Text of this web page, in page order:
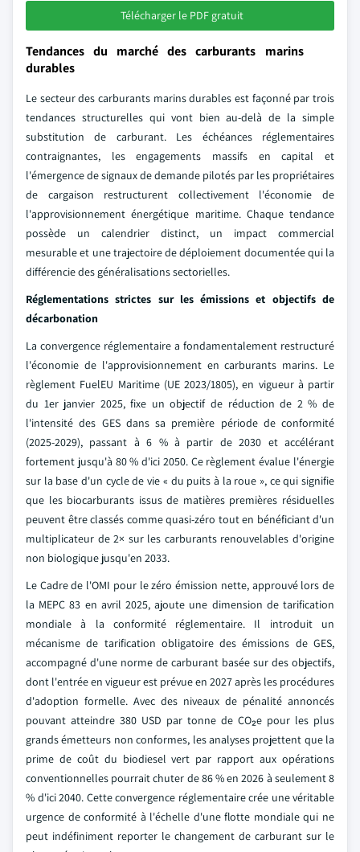
Télécharger le PDF gratuit
Tendances du marché des carburants marins
durables
Le secteur des carburants marins durables est façonné par trois
tendances structurelles qui vont bien au-delà de la simple
substitution de carburant. Les échéances réglementaires
contraignantes, les engagements massifs en capital et
l'émergence de signaux de demande pilotés par les propriétaires
de cargaison restructurent collectivement l'économie de
l'approvisionnement énergétique maritime. Chaque tendance
possède un calendrier distinct, un impact commercial
mesurable et une trajectoire de déploiement documentée qui la
différencie des généralisations sectorielles.
Réglementations strictes sur les émissions et objectifs de
décarbonation
La convergence réglementaire a fondamentalement restructuré
l'économie de l'approvisionnement en carburants marins. Le
règlement FuelEU Maritime (UE 2023/1805), en vigueur à partir
du 1er janvier 2025, fixe un objectif de réduction de 2 % de
l'intensité des GES dans sa première période de conformité
(2025-2029), passant à 6 % à partir de 2030 et accélérant
fortement jusqu'à 80 % d'ici 2050. Ce règlement évalue l'énergie
sur la base d'un cycle de vie « du puits à la roue », ce qui signifie
que les biocarburants issus de matières premières résiduelles
peuvent être classés comme quasi-zéro tout en bénéficiant d'un
multiplicateur de 2× sur les carburants renouvelables d'origine
non biologique jusqu'en 2033.
Le Cadre de l'OMI pour le zéro émission nette, approuvé lors de
la MEPC 83 en avril 2025, ajoute une dimension de tarification
mondiale à la conformité réglementaire. Il introduit un
mécanisme de tarification obligatoire des émissions de GES,
accompagné d'une norme de carburant basée sur des objectifs,
dont l'entrée en vigueur est prévue en 2027 après les procédures
d'adoption formelle. Avec des niveaux de pénalité annoncés
pouvant atteindre 380 USD par tonne de CO₂e pour les plus
grands émetteurs non conformes, les analyses projettent que la
prime de coût du biodiesel vert par rapport aux opérations
conventionnelles pourrait chuter de 86 % en 2026 à seulement 8
% d'ici 2040. Cette convergence réglementaire crée une véritable
urgence de conformité à l'échelle d'une flotte mondiale qui ne
peut indéfiniment reporter le changement de carburant sur le